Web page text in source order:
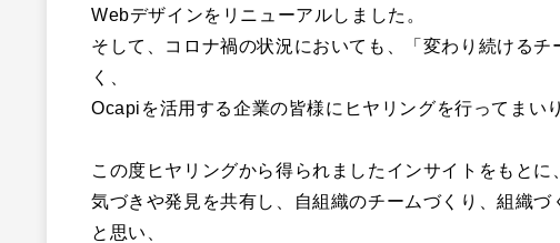
Webデザインをリニューアルしました。
そして、コロナ禍の状況においても、「変わり続けるチ
く、
Ocapiを活用する企業の皆様にヒヤリングを行ってまい
この度ヒヤリングから得られましたインサイトをもとに
気づきや発見を共有し、自組織のチームづくり、組織づ
と思い、